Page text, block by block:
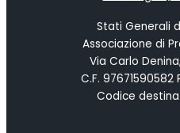
Stati Generali
Associazione di
Via Carlo
C.F. 97671590582
Codice